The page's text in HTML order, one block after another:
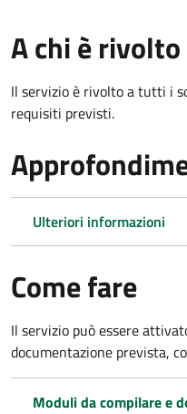
A chi è rivolto
Il servizio è rivolto a tutti i
requisiti previsti.
Ulteriori informazioni
Come fare
Il servizio può essere
documentazione prevista,
Moduli da compilare e